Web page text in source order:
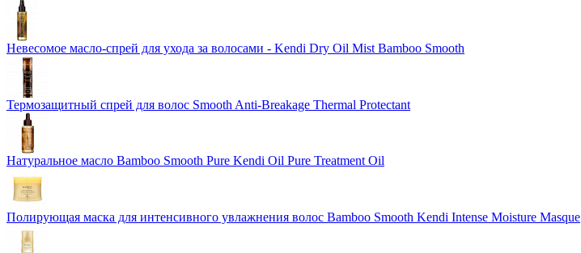
Невесомое масло-спрей для ухода за волосами - Kendi Dry Oil Mist Bamboo Smooth
Термозащитный спрей для волос Smooth Anti-Breakage Thermal Protectant
Натуральное масло Bamboo Smooth Pure Kendi Oil Pure Treatment Oil
Полирующая маска для интенсивного увлажнения волос Bamboo Smooth Kendi Intense Moisture Masque